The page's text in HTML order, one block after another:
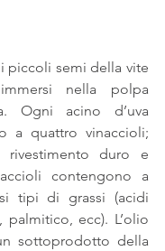
piccoli semi della vite
nella polpa
Ogni acino d’uva
a quattro vinaccioli;
rivestimento duro e
contengono a
tipi di grassi (acidi
palmitico, ecc). L’olio
sottoprodotto della